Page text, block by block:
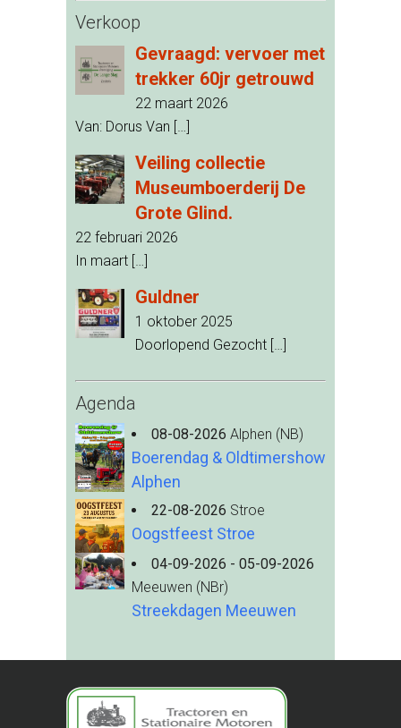
Verkoop
Gevraagd: vervoer met
trekker 60jr getrouwd
22 maart 2026
Van: Dorus Van […]
Veiling collectie
Museumboerderij De
Grote Glind.
22 februari 2026
In maart […]
Guldner
1 oktober 2025
Doorlopend Gezocht […]
Agenda
08-08-2026 Alphen (NB)
Boerendag & Oldtimershow
Alphen
22-08-2026 Stroe
Oogstfeest Stroe
04-09-2026 - 05-09-2026
Meeuwen (NBr)
Streekdagen Meeuwen